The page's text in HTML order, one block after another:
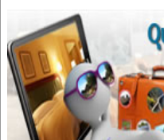
Traumatología urología
Médico Cirujano
Médicos Pediatras
Clínicas particulares
Clínicas Privadas
Salud: Clínicas